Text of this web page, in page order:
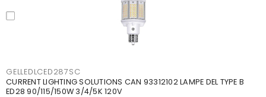
GELLEDLCED287SC
CURRENT LIGHTING SOLUTIONS CAN 93312102 LAMPE DEL TYPE B
ED28 90/115/150W 3/4/5K 120V